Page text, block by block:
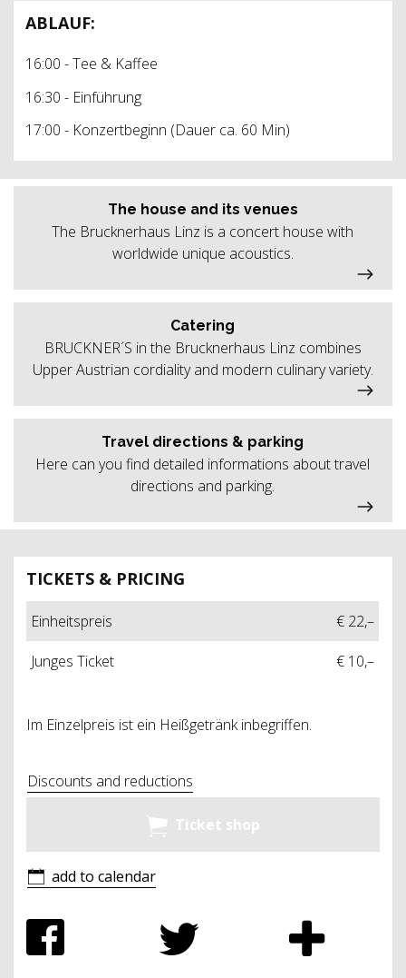
ABLAUF:
16:00 - Tee & Kaffee
16:30 - Einführung
17:00 - Konzertbeginn (Dauer ca. 60 Min)
TICKETS & PRICING
Einheitspreis
€ 22,–
Junges Ticket
€ 10,–
Im Einzelpreis ist ein Heißgetränk inbegriffen.
Discounts and reductions
Ticket shop
add to calendar
The house and its venues
The Brucknerhaus Linz is a concert house with
worldwide unique acoustics.
Catering
BRUCKNER´S in the Brucknerhaus Linz combines
Upper Austrian cordiality and modern culinary variety.
Travel directions & parking
Here can you find detailed informations about travel
directions and parking.